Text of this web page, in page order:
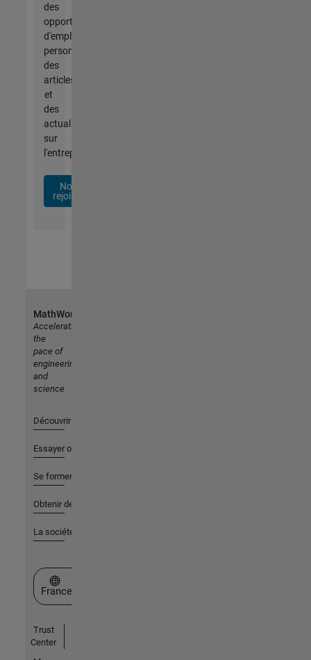
des
opportunités
d'emploi
personnalisées,
des
articles
et
des
actualités
sur
l'entreprise.
Nous
rejoindre
MathWorks
Accelerating
the
pace of
engineering
and
science
Découvrir les produits
Essayer ou acheter
Se former
Obtenir de l'aide
La société
Sélectionner un site web
France
Trust
Center